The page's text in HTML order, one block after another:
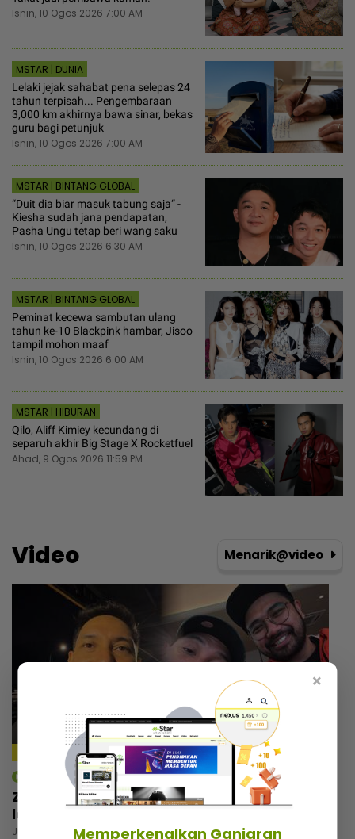
Isnin, 10 Ogos 2026 7:00 AM
MSTAR | DUNIA
Lelaki jejak sahabat pena selepas 24
tahun terpisah... Pengembaraan
3,000 km akhirnya bawa sinar, bekas
guru bagi petunjuk
Isnin, 10 Ogos 2026 7:00 AM
MSTAR | BINTANG GLOBAL
“Duit dia biar masuk tabung saja“ -
Kiesha sudah jana pendapatan,
Pasha Ungu tetap beri wang saku
Isnin, 10 Ogos 2026 6:30 AM
MSTAR | BINTANG GLOBAL
Peminat kecewa sambutan ulang
tahun ke-10 Blackpink hambar, Jisoo
tampil mohon maaf
Isnin, 10 Ogos 2026 6:00 AM
MSTAR | HIBURAN
Qilo, Aliff Kimiey kecundang di
separuh akhir Big Stage X Rocketfuel
Ahad, 9 Ogos 2026 11:59 PM
Video Menarik@video
mStar | Hiburan
Zizan Razak rancang wujudkan platform
lawak, beri bayangan ‘comeback’ Jozan
Jumaat, 07 Ogos 2026 7:30 PM
×
Memperkenalkan Ganjaran